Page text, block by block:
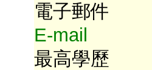
電子郵件
E-mail
最高學歷